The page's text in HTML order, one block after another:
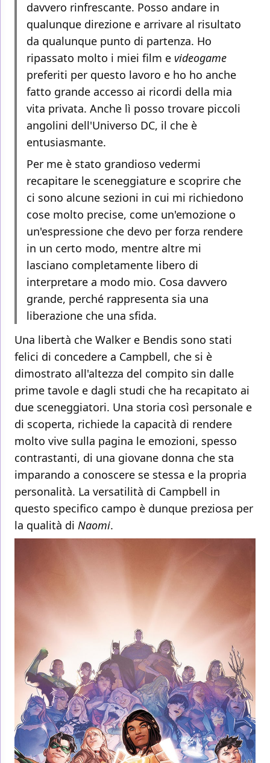
davvero rinfrescante. Posso andare in
qualunque direzione e arrivare al risultato
da qualunque punto di partenza. Ho
ripassato molto i miei film e videogame
preferiti per questo lavoro e ho ho anche
fatto grande accesso ai ricordi della mia
vita privata. Anche lì posso trovare piccoli
angolini dell'Universo DC, il che è
entusiasmante.
Per me è stato grandioso vedermi
recapitare le sceneggiature e scoprire che
ci sono alcune sezioni in cui mi richiedono
cose molto precise, come un'emozione o
un'espressione che devo per forza rendere
in un certo modo, mentre altre mi
lasciano completamente libero di
interpretare a modo mio. Cosa davvero
grande, perché rappresenta sia una
liberazione che una sfida.
Una libertà che Walker e Bendis sono stati
felici di concedere a Campbell, che si è
dimostrato all'altezza del compito sin dalle
prime tavole e dagli studi che ha recapitato ai
due sceneggiatori. Una storia così personale e
di scoperta, richiede la capacità di rendere
molto vive sulla pagina le emozioni, spesso
contrastanti, di una giovane donna che sta
imparando a conoscere se stessa e la propria
personalità. La versatilità di Campbell in
questo specifico campo è dunque preziosa per
la qualità di Naomi.